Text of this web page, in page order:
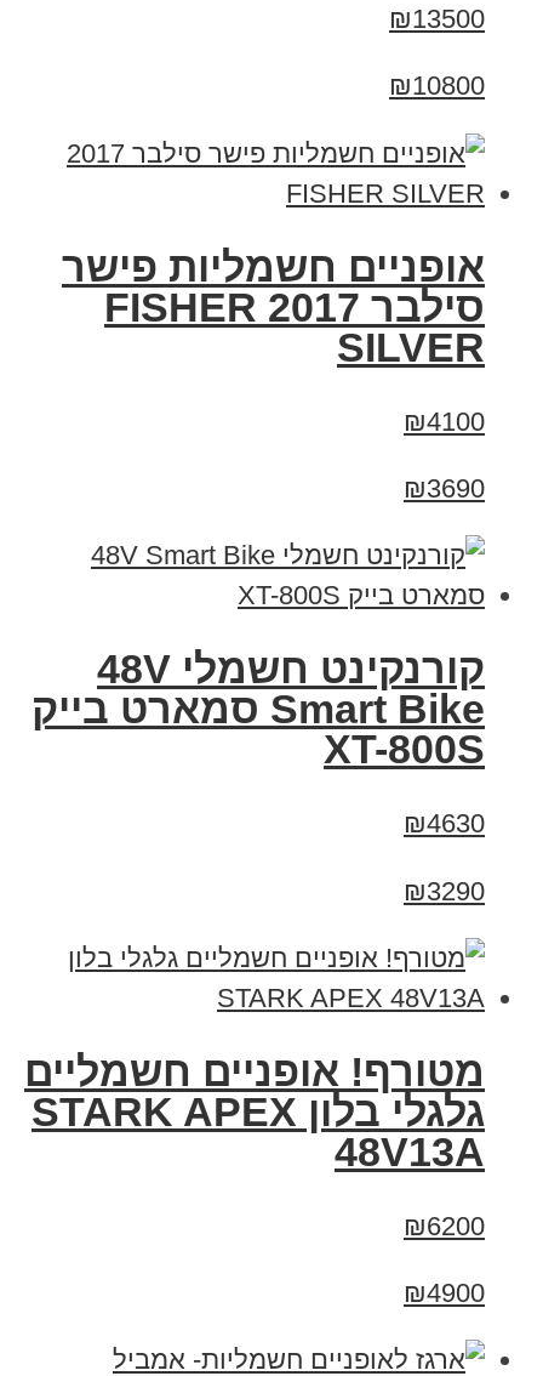
₪13500
₪10800
אופניים חשמליות פישר
סילבר 2017 FISHER
SILVER
₪4100
₪3690
קורנקינט חשמלי 48V
Smart Bike סמארט בייק
XT-800S
₪4630
₪3290
מטורף! אופניים חשמליים
גלגלי בלון STARK APEX
48V13A
₪6200
₪4900